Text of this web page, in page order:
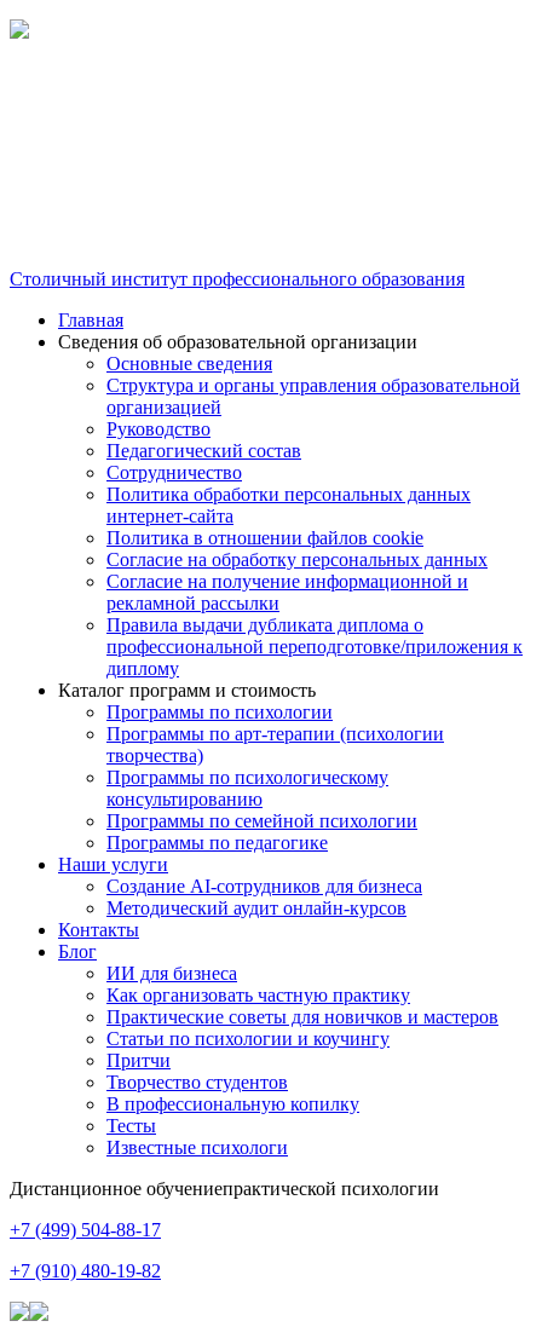
Столичный институт профессионального образования
Главная
Сведения об образовательной организации
Основные сведения
Структура и органы управления образовательной
организацией
Руководство
Педагогический состав
Сотрудничество
Политика обработки персональных данных
интернет-сайта
Политика в отношении файлов cookie
Согласие на обработку персональных данных
Согласие на получение информационной и
рекламной рассылки
Правила выдачи дубликата диплома о
профессиональной переподготовке/приложения к
диплому
Каталог программ и стоимость
Программы по психологии
Программы по арт-терапии (психологии
творчества)
Программы по психологическому
консультированию
Программы по семейной психологии
Программы по педагогике
Наши услуги
Создание AI-сотрудников для бизнеса
Методический аудит онлайн-курсов
Контакты
Блог
ИИ для бизнеса
Как организовать частную практику
Практические советы для новичков и мастеров
Статьи по психологии и коучингу
Притчи
Творчество студентов
В профессиональную копилку
Тесты
Известные психологи
Дистанционное обучениепрактической психологии
+7 (499) 504-88-17
+7 (910) 480-19-82